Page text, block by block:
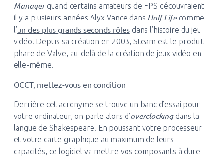
Managerquand certains amateurs de FPS découvraient
il y a plusieurs années Alyx Vance dans Half Lifecomme
l’un des plus grands seconds rôlesdans l’histoire du jeu
vidéo. Depuis sa création en 2003, Steam est le produit
phare de Valve, au-delà de la création de jeux vidéo en
elle-même.
OCCT, mettez-vous en condition
Derrière cet acronyme se trouve un banc d’essai pour
votre ordinateur, on parle alors d’overclockingdans la
langue de Shakespeare. En poussant votre processeur
et votre carte graphique au maximum de leurs
capacités, ce logiciel va mettre vos composants à dure